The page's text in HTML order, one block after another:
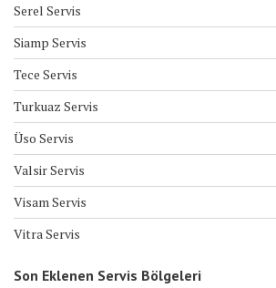
Serel Servis
Siamp Servis
Tece Servis
Turkuaz Servis
Üso Servis
Valsir Servis
Visam Servis
Vitra Servis
Son Eklenen Servis Bölgeleri